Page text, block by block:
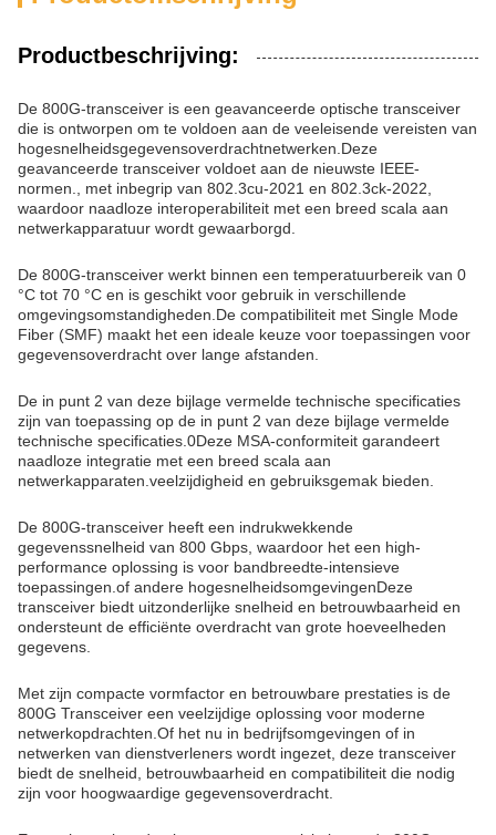
Productbeschrijving:
De 800G-transceiver is een geavanceerde optische transceiver
die is ontworpen om te voldoen aan de veeleisende vereisten van
hogesnelheidsgegevensoverdrachtnetwerken.Deze
geavanceerde transceiver voldoet aan de nieuwste IEEE-
normen., met inbegrip van 802.3cu-2021 en 802.3ck-2022,
waardoor naadloze interoperabiliteit met een breed scala aan
netwerkapparatuur wordt gewaarborgd.
De 800G-transceiver werkt binnen een temperatuurbereik van 0
°C tot 70 °C en is geschikt voor gebruik in verschillende
omgevingsomstandigheden.De compatibiliteit met Single Mode
Fiber (SMF) maakt het een ideale keuze voor toepassingen voor
gegevensoverdracht over lange afstanden.
De in punt 2 van deze bijlage vermelde technische specificaties
zijn van toepassing op de in punt 2 van deze bijlage vermelde
technische specificaties.0Deze MSA-conformiteit garandeert
naadloze integratie met een breed scala aan
netwerkapparaten.veelzijdigheid en gebruiksgemak bieden.
De 800G-transceiver heeft een indrukwekkende
gegevenssnelheid van 800 Gbps, waardoor het een high-
performance oplossing is voor bandbreedte-intensieve
toepassingen.of andere hogesnelheidsomgevingenDeze
transceiver biedt uitzonderlijke snelheid en betrouwbaarheid en
ondersteunt de efficiënte overdracht van grote hoeveelheden
gegevens.
Met zijn compacte vormfactor en betrouwbare prestaties is de
800G Transceiver een veelzijdige oplossing voor moderne
netwerkopdrachten.Of het nu in bedrijfsomgevingen of in
netwerken van dienstverleners wordt ingezet, deze transceiver
biedt de snelheid, betrouwbaarheid en compatibiliteit die nodig
zijn voor hoogwaardige gegevensoverdracht.